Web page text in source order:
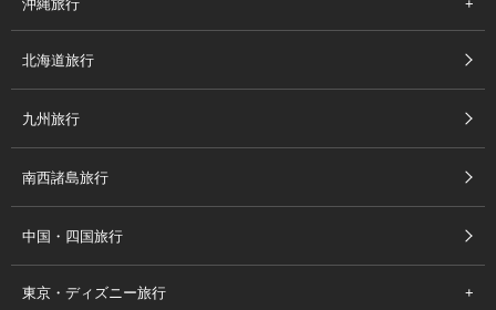
沖縄旅行
北海道旅行
九州旅行
南西諸島旅行
中国・四国旅行
東京・ディズニー旅行